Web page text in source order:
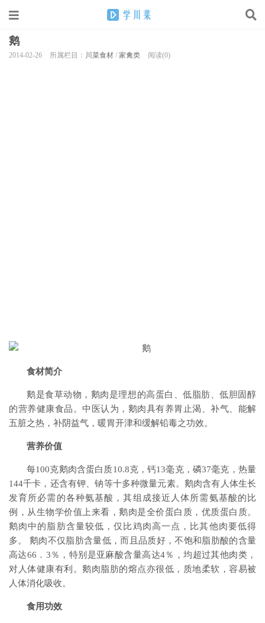
鹅
2014-02-26 所属栏目： 川菜食材 / 家禽类 阅读(0)
食材简介
鹅是食草动物，鹅肉是理想的高蛋白、低脂肪、低胆固醇
的营养健康食品。中医认为，鹅肉具有养胃止渴、补气、能解
五脏之热，补阴益气，暖胃开津和缓解铅毒之功效。
营养价值
每100克鹅肉含蛋白质10.8克，钙13毫克，磷37毫克，热量
144千卡，还含有钾、钠等十多种微量元素。鹅肉含有人体生长
发育所必需的各种氨基酸，其组成接近人体所需氨基酸的比
例，从生物学价值上来看，鹅肉是全价蛋白质，优质蛋白质。
鹅肉中的脂肪含量较低，仅比鸡肉高一点，比其他肉要低得
多。 鹅肉不仅脂肪含量低，而且品质好，不饱和脂肪酸的含量
高达66．3％，特别是亚麻酸含量高达4％，均超过其他肉类，
对人体健康有利。鹅肉脂肪的熔点亦很低，质地柔软，容易被
人体消化吸收。
食用功效